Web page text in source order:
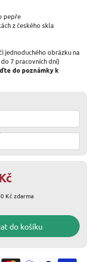
pepře
z českého skla
jednoduchého obrázku na
7 pracovních dní)
do poznámky k
Kč zdarma
do košíku